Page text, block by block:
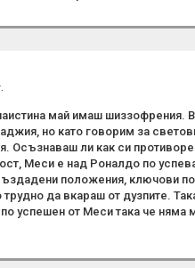
май имаш шиззофрения.
но като говорим за
Осъзнаваш ли как си
Меси е над Роналдо по
положения, ключови
трудно да вкараш от дузпите.
по успешен от Меси така че няма